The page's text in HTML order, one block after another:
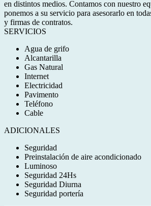
en distintos medios. Contamos con nuestro
ponemos a su servicio para asesorarlo en
y firmas de contratos.
SERVICIOS
Agua de grifo
Alcantarilla
Gas Natural
Internet
Electricidad
Pavimento
Teléfono
Cable
ADICIONALES
Seguridad
Preinstalación de aire acondicionado
Luminoso
Seguridad 24Hs
Seguridad Diurna
Seguridad portería